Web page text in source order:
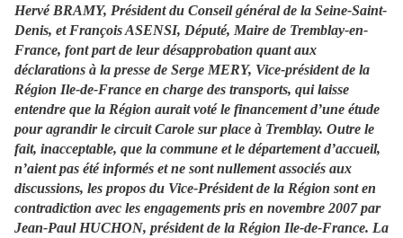
Hervé BRAMY, Président du Conseil général de la Seine-Saint-
Denis, et François ASENSI, Député, Maire de Tremblay-en-
France, font part de leur désapprobation quant aux
déclarations à la presse de Serge MERY, Vice-président de la
Région Ile-de-France en charge des transports, qui laisse
entendre que la Région aurait voté le financement d’une étude
pour agrandir le circuit Carole sur place à Tremblay. Outre le
fait, inacceptable, que la commune et le département d’accueil,
n’aient pas été informés et ne sont nullement associés aux
discussions, les propos du Vice-Président de la Région sont en
contradiction avec les engagements pris en novembre 2007 par
Jean-Paul HUCHON, président de la Région Ile-de-France. La